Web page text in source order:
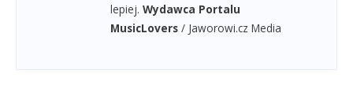
lepiej. Wydawca Portalu
MusicLovers / Jaworowi.cz Media